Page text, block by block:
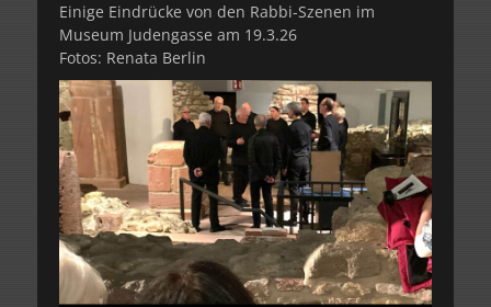
Einige Eindrücke von den Rabbi-Szenen im
Museum Judengasse am 19.3.26
Fotos: Renata Berlin